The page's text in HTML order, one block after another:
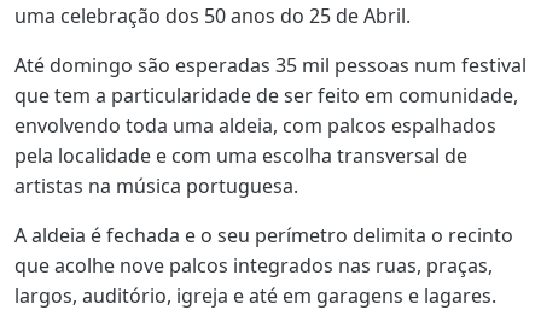
uma celebração dos 50 anos do 25 de Abril.
Até domingo são esperadas 35 mil pessoas num festival
que tem a particularidade de ser feito em comunidade,
envolvendo toda uma aldeia, com palcos espalhados
pela localidade e com uma escolha transversal de
artistas na música portuguesa.
A aldeia é fechada e o seu perímetro delimita o recinto
que acolhe nove palcos integrados nas ruas, praças,
largos, auditório, igreja e até em garagens e lagares.